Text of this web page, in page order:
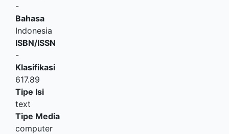
-
Bahasa
Indonesia
ISBN/ISSN
-
Klasifikasi
617.89
Tipe Isi
text
Tipe Media
computer